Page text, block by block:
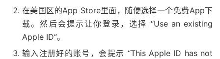
在美国区的App Store里面，随便选择一个免费App下
载。然后会提示让你登录，选择 “Use an existing
Apple ID”。
输入注册好的账号，会提示 “This Apple ID has not